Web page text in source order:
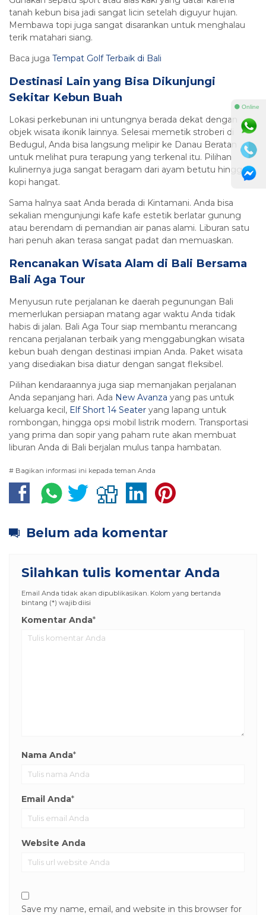
tanah kebun bisa jadi sangat licin setelah diguyur hujan.
Membawa topi juga sangat disarankan untuk menghalau
terik matahari siang.
Baca juga Tempat Golf Terbaik di Bali
Destinasi Lain yang Bisa Dikunjungi
Sekitar Kebun Buah
Lokasi perkebunan ini untungnya berada dekat dengan
objek wisata ikonik lainnya. Selesai memetik stroberi di
Bedugul, Anda bisa langsung melipir ke Danau Beratan
untuk melihat pura terapung yang terkenal itu. Pilihan
kulinernya juga sangat beragam dari ayam betutu hingga
kopi hangat.
Sama halnya saat Anda berada di Kintamani. Anda bisa
sekalian mengunjungi kafe kafe estetik berlatar gunung
atau berendam di pemandian air panas alami. Liburan satu
hari penuh akan terasa sangat padat dan memuaskan.
Rencanakan Wisata Alam di Bali Bersama
Bali Aga Tour
Menyusun rute perjalanan ke daerah pegunungan Bali
memerlukan persiapan matang agar waktu Anda tidak
habis di jalan. Bali Aga Tour siap membantu merancang
rencana perjalanan terbaik yang menggabungkan wisata
kebun buah dengan destinasi impian Anda. Paket wisata
yang disediakan bisa diatur dengan sangat fleksibel.
Pilihan kendaraannya juga siap memanjakan perjalanan
Anda sepanjang hari. Ada New Avanza yang pas untuk
keluarga kecil, Elf Short 14 Seater yang lapang untuk
rombongan, hingga opsi mobil listrik modern. Transportasi
yang prima dan sopir yang paham rute akan membuat
liburan Anda di Bali berjalan mulus tanpa hambatan.
# Bagikan informasi ini kepada teman Anda
Belum ada komentar
Silahkan tulis komentar Anda
Email Anda tidak akan dipublikasikan. Kolom yang bertanda
bintang (*) wajib diisi
Komentar Anda*
Nama Anda*
Email Anda*
Website Anda
Save my name, email, and website in this browser for
⚫ Online